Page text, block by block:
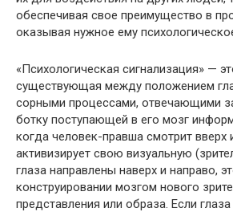
обеспечивая свое преимущество в
оказывая нуж­ное ему
«Психологическая сигнализация» —
существующая между положением
сорными процессами, отвечающими
ботку поступающей в его мозг
когда человек-правша смотрит вверх
активизирует свою визуальную
глаза направлены наверх и направо,
конструировании мозгом нового
представления или образа. Если